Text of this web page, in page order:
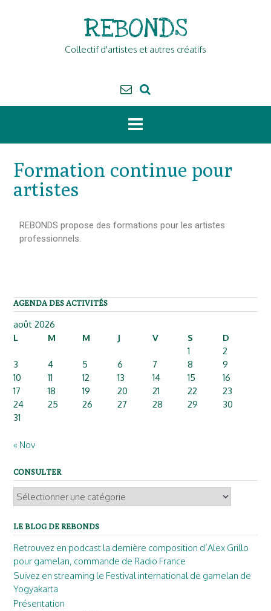
REBONDS
Collectif d'artistes et autres créatifs
Formation continue pour
artistes
REBONDS propose des formations pour les artistes
professionnels.
AGENDA DES ACTIVITÉS
août 2026
L
M M J V S
D
1
2
3
4 5 6 7 8
9
10
11 12 13 14 15
16
17
18 19 20 21 22
23
24
25 26 27 28 29
30
31
« Nov
CONSULTER
LE BLOG DE REBONDS
Retrouvez en podcast la dernière composition d’Alex Grillo
pour gamelan, commande de Radio France
Suivez en streaming le Festival international de gamelan de
Yogyakarta
Présentation